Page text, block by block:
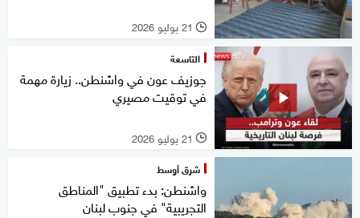
l 21 يوليو 2026
التاسعة
جوزيف عون في واشنطن.. زيارة مهمة
في توقيت مصيري
l 21 يوليو 2026
شرق أوسط
واشنطن: بدء تطبيق "المناطق
التجريبية" في جنوب لبنان